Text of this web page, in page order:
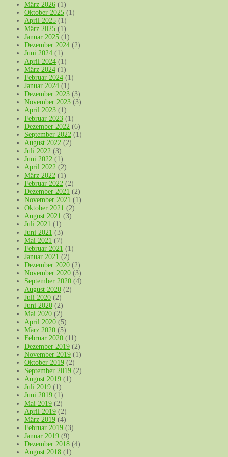
März 2026 (1)
Oktober 2025 (1)
April 2025 (1)
März 2025 (1)
Januar 2025 (1)
Dezember 2024 (2)
Juni 2024 (1)
April 2024 (1)
März 2024 (1)
Februar 2024 (1)
Januar 2024 (1)
Dezember 2023 (3)
November 2023 (3)
April 2023 (1)
Februar 2023 (1)
Dezember 2022 (6)
September 2022 (1)
August 2022 (2)
Juli 2022 (3)
Juni 2022 (1)
April 2022 (2)
März 2022 (1)
Februar 2022 (2)
Dezember 2021 (2)
November 2021 (1)
Oktober 2021 (2)
August 2021 (3)
Juli 2021 (1)
Juni 2021 (3)
Mai 2021 (7)
Februar 2021 (1)
Januar 2021 (2)
Dezember 2020 (2)
November 2020 (3)
September 2020 (4)
August 2020 (2)
Juli 2020 (2)
Juni 2020 (2)
Mai 2020 (2)
April 2020 (5)
März 2020 (5)
Februar 2020 (11)
Dezember 2019 (2)
November 2019 (1)
Oktober 2019 (2)
September 2019 (2)
August 2019 (1)
Juli 2019 (1)
Juni 2019 (1)
Mai 2019 (2)
April 2019 (2)
März 2019 (4)
Februar 2019 (3)
Januar 2019 (9)
Dezember 2018 (4)
August 2018 (1)